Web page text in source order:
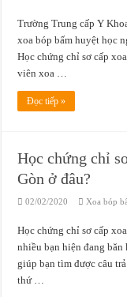
Trường Trung cấp Y
xoa bóp bấm huyệt học
Học chứng chỉ sơ cấp
viên xoa …
Đọc tiếp »
Học chứng chỉ
Gòn ở đâu?
02/02/2020 Xoa bóp
Học chứng chỉ sơ cấp
nhiều bạn hiện đang
giúp bạn tìm được câu
thứ …